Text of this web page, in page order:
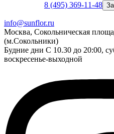
8 (495) 369-11-48
info@sunflor.ru
Москва, Сокольническая
(м.Сокольники)
Будние дни C 10.30 до 20:00,
воскресенье-выходной